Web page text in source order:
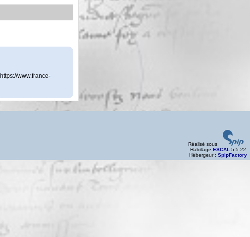
www.france-
Réalisé sous
Habillage ESCAL 5.5.22
Hébergeur : SpipFactory